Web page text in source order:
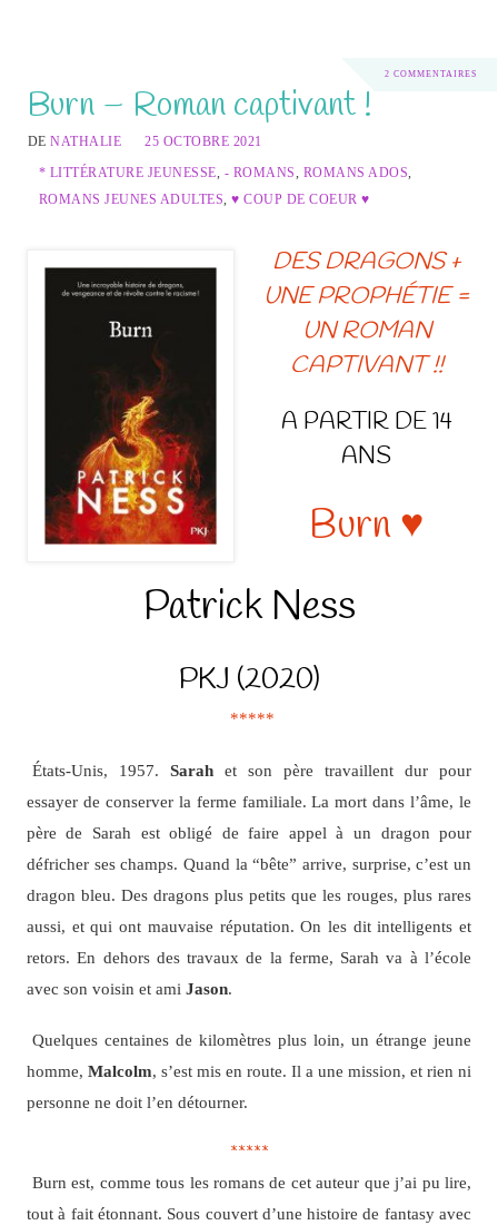
2 COMMENTAIRES
Burn – Roman captivant !
DENATHALIE
25 OCTOBRE 2021
* LITTÉRATURE JEUNESSE, - ROMANS, ROMANS ADOS,
ROMANS JEUNES ADULTES,♥ COUP DE COEUR ♥
DES DRAGONS +
UNE PROPHÉTIE =
UN ROMAN
CAPTIVANT !!
A PARTIR DE 14
ANS
Burn ♥
Patrick Ness
PKJ (2020)
*****
États-Unis, 1957. Sarahet son père travaillent dur pour
essayer de conserver la ferme familiale. La mort dans l’âme, le
père de Sarah est obligé de faire appel à un dragon pour
défricher ses champs. Quand la “bête” arrive, surprise, c’est un
dragon bleu. Des dragons plus petits que les rouges, plus rares
aussi, et qui ont mauvaise réputation. On les dit intelligents et
retors. En dehors des travaux de la ferme, Sarah va à l’école
avec son voisin et ami Jason.
Quelques centaines de kilomètres plus loin, un étrange jeune
homme, Malcolm, s’est mis en route. Il a une mission, et rien ni
personne ne doit l’en détourner.
*****
Burn est, comme tous les romans de cet auteur que j’ai pu lire,
tout à fait étonnant. Sous couvert d’une histoire de fantasy avec